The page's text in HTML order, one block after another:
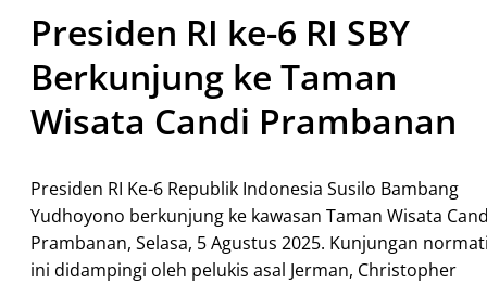
Presiden RI ke-6 RI SBY
Berkunjung ke Taman
Wisata Candi Prambanan
Presiden RI Ke-6 Republik Indonesia Susilo Bambang
Yudhoyono berkunjung ke kawasan Taman Wisata
Prambanan, Selasa, 5 Agustus 2025. Kunjungan
ini didampingi oleh pelukis asal Jerman, Christopher